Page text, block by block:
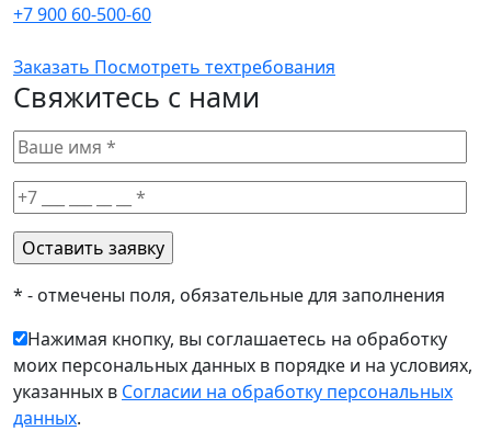
+7 900 60-500-60
Заказать Посмотреть техтребования
Свяжитесь с нами
* - отмечены поля, обязательные для заполнения
Нажимая кнопку, вы соглашаетесь на обработку
моих персональных данных в порядке и на условиях,
указанных в Согласии на обработку персональных
данных.